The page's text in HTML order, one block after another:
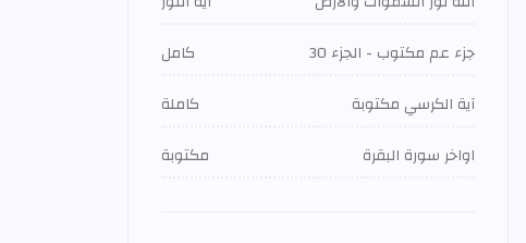
جزء عم مكتوب - الجزء 30
كامل
آية الكرسي مكتوبة
كاملة
اواخر سورة البقرة
مكتوبة